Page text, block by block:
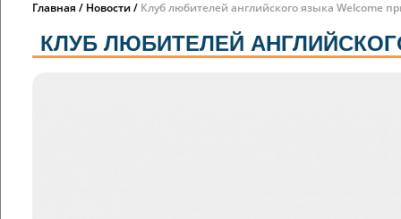
Главная Новости Клуб любителей английского языка Welcome
КЛУБ ЛЮБИТЕЛЕЙ